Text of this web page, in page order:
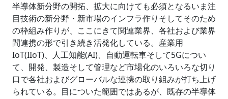
半導体新分野の開拓、拡大に向けても必須となるいま注
目技術の新分野・新市場のインフラ作りそしてそのため
の枠組み作りが、ここにきて関連業界、各社および業界
間連携の形で引き続き活発化している。産業用
IoT(IIoT)、人工知能(AI)、自動運転車そして5Gについ
て、開発、製造そして管理など市場化のいろいろな切り
口で各社およびグローバルな連携の取り組みが打ち上げ
られている。目についた範囲ではあるが、既存の半導体